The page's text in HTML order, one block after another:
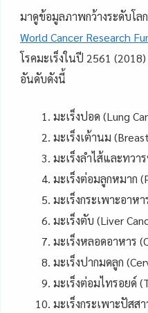
มาดูข้อมูลภาพกว้างระดับโล
World Cancer Research
โรคมะเร็งในปี 2561
อันดับดังนี้
มะเร็งปอด (Lung
มะเร็งเต้านม
มะเร็งลำไส้และทวา
มะเร็งต่อมลูกหมาก
มะเร็งกระเพาะอาห
มะเร็งตับ (Liver
มะเร็งหลอดอาหาร
มะเร็งปากมดลูก
มะเร็งต่อมไทรอยด์
มะเร็งกระเพาะปัสส